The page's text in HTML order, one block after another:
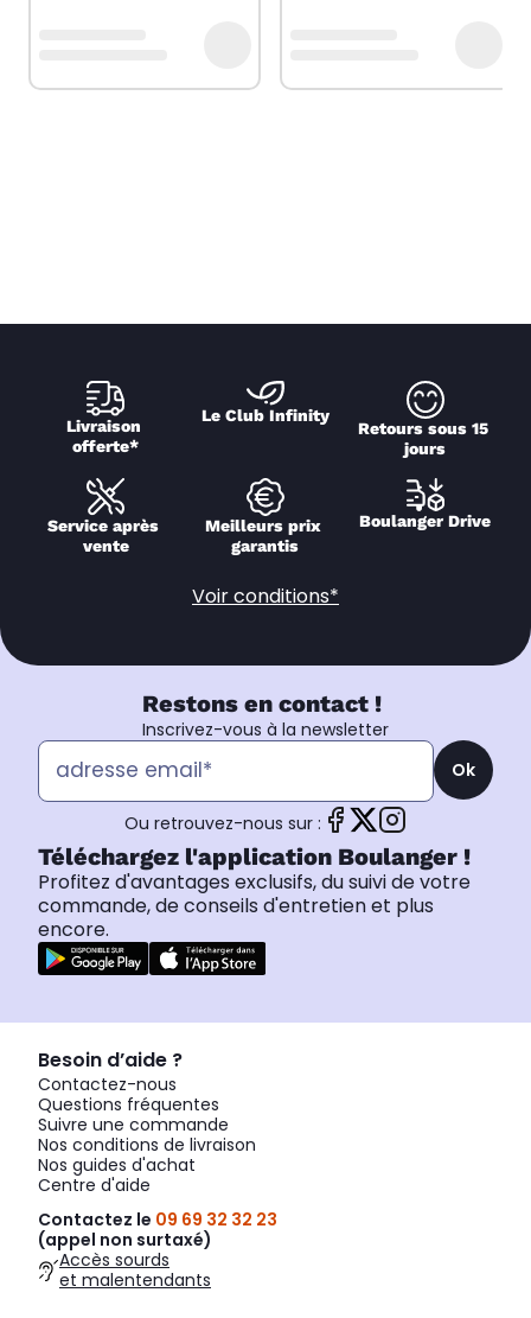
Livraison
offerte*
Le Club Infinity
Retours sous 15
jours
Service après
vente
Meilleurs prix
garantis
Boulanger Drive
Voir conditions*
Restons en contact !
Inscrivez-vous à la newsletter
Ok
Ou retrouvez-nous sur :
Téléchargez l'application Boulanger !
Profitez d'avantages exclusifs, du suivi de votre
commande, de conseils d'entretien et plus
encore.
Besoin d’aide ?
Contactez-nous
Questions fréquentes
Suivre une commande
Nos conditions de livraison
Nos guides d'achat
Centre d'aide
Contactez le 09 69 32 32 23
(appel non surtaxé)
Accès sourds
et malentendants